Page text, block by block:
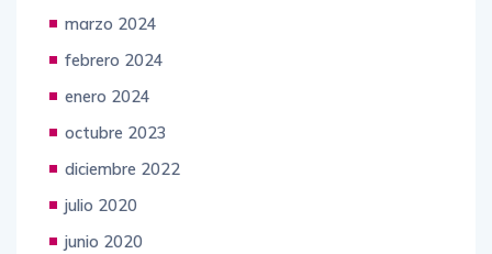
marzo 2024
febrero 2024
enero 2024
octubre 2023
diciembre 2022
julio 2020
junio 2020